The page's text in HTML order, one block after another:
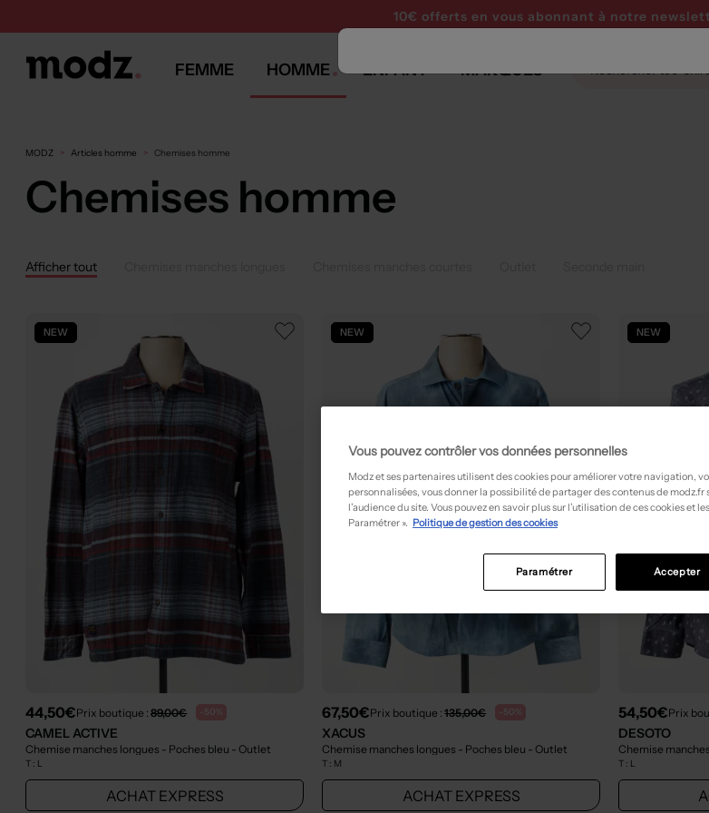
10€ offerts en vous abonnant à notre
FEMME HOMME ENFANT MARQUES
MODZ Articles homme Chemises homme
Chemises homme
Afficher tout
NEW
44,50€Prix boutique :89,00€ -50%
CAMEL ACTIVE
Chemise manches longues - Poches bleu - Outlet
T : L
ACHAT EXPRESS
NEW
67,50€Prix boutique :135,00€ -50%
XACUS
Chemise manches longues - Poches bleu - Outlet
T : M
ACHAT EXPRESS
NEW
54,50€Prix
DESOTO
Chemise
T : L
Vous pouvez contrôler vos données personnelles
Modz et ses partenaires utilisent des cookies pour améliorer votre navigation,
personnalisées, vous donner la possibilité de partager des contenus de modz.fr
l’audience du site. Vous pouvez en savoir plus sur l’utilisation de ces cookies et
Paramétrer ». Politique de gestion des cookies
Accepter
Paramétrer